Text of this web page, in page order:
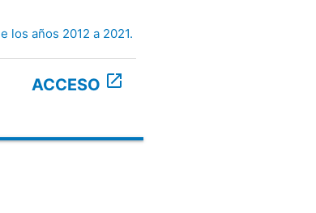
los años 2012 a 2021.
ACCESO open_in_new